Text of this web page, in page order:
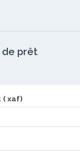
de prêt
( xaf)